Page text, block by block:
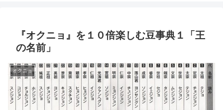
『オクニョ』を１０倍楽しむ豆事典１「王
の名前」
オクニョ